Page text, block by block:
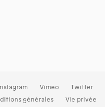
Vimeo Twitter
générales Vie privée